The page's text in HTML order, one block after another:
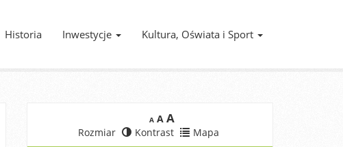
Historia Inwestycje Kultura, Oświata i Sport
A A A
Rozmiar Kontrast Mapa